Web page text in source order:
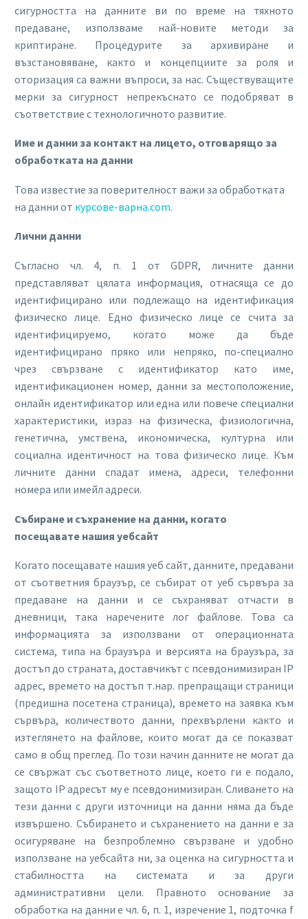
сигурността на данните ви по време на тяхното
предаване, използваме най-новите методи за
криптиране. Процедурите за архивиране и
възстановяване, както и концепциите за роля и
оторизация са важни въпроси, за нас. Съществуващите
мерки за сигурност непрекъснато се подобряват в
съответствие с технологичното развитие.
Име и данни за контакт на лицето, отговарящо за
обработката на данни
Това известие за поверителност важи за обработката
на данни от курсове-варна.com.
Лични данни
Съгласно чл. 4, п. 1 от GDPR, личните данни
представляват цялата информация, отнасяща се до
идентифицирано или подлежащо на идентификация
физическо лице. Едно физическо лице се счита за
идентифицируемо, когато може да бъде
идентифицирано пряко или непряко, по-специално
чрез свързване с идентификатор като име,
идентификационен номер, данни за местоположение,
онлайн идентификатор или една или повече специални
характеристики, израз на физическа, физиологична,
генетична, умствена, икономическа, културна или
социална идентичност на това физическо лице. Към
личните данни спадат имена, адреси, телефонни
номера или имейл адреси.
Събиране и съхранение на данни, когато
посещавате нашия уебсайт
Когато посещавате нашия уеб сайт, данните, предавани
от съответния браузър, се събират от уеб сървъра за
предаване на данни и се съхраняват отчасти в
дневници, така наречените лог файлове. Това са
информацията за използвани от операционната
система, типа на браузъра и версията на браузъра, за
достъп до страната, доставчикът с псевдонимизиран IР
адрес, времето на достъп т.нар. препращащи страници
(предишна посетена страница), времето на заявка към
сървъра, количеството данни, прехвърлени както и
изтеглянето на файлове, които могат да се показват
само в общ преглед. По този начин данните не могат да
се свържат със съответното лице, което ги е подало,
защото IP адресът му е псевдонимизиран. Сливането на
тези данни с други източници на данни няма да бъде
извършено. Събирането и съхранението на данни е за
осигуряване на безпроблемно свързване и удобно
използване на уебсайта ни, за оценка на сигурността и
стабилността на системата и за други
административни цели. Правното основание за
обработка на данни е чл. 6, п. 1, изречение 1, подточка f